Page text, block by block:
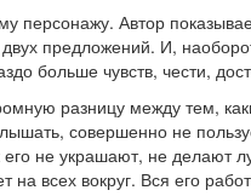
персонажу. Автор
предложений. И,
больше чувств, чести,
разницу между тем,
совершенно не
не украшают, не делают
всех вокруг. Вся его